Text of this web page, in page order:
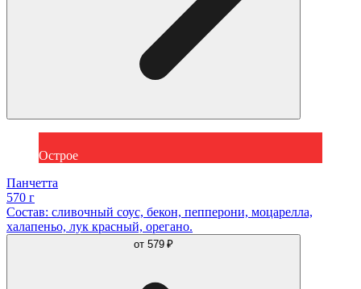
Острое
Панчетта
570 г
Состав: сливочный соус, бекон, пепперони, моцарелла,
халапеньо, лук красный, орегано.
от 579 ₽